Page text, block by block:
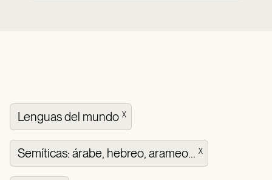
Lenguas del mundo X
Semíticas: árabe, hebreo, arameo... X